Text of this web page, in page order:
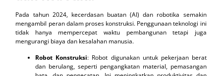
Pada tahun 2024, kecerdasan buatan (AI) dan robotika semakin
mengambil peran dalam proses konstruksi. Penggunaan teknologi ini
tidak hanya mempercepat waktu pembangunan tetapi juga
mengurangi biaya dan kesalahan manusia.
Robot Konstruksi: Robot digunakan untuk pekerjaan berat
dan berulang, seperti pengangkatan material, pemasangan